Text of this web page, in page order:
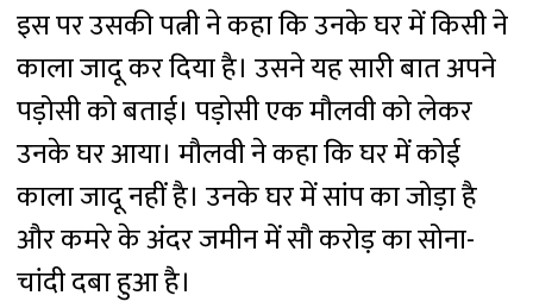
इस पर उसकी पत्नी ने कहा कि उनके घर में किसी ने
काला जादू कर दिया है। उसने यह सारी बात अपने
पड़ोसी को बताई। पड़ोसी एक मौलवी को लेकर
उनके घर आया। मौलवी ने कहा कि घर में कोई
काला जादू नहीं है। उनके घर में सांप का जोड़ा है
और कमरे के अंदर जमीन में सौ करोड़ का सोना-
चांदी दबा हुआ है।